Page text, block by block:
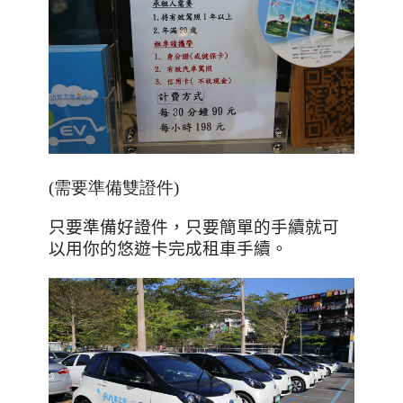
(需要準備雙證件)
只要準備好證件，只要簡單的手續就可
以用你的悠遊卡完成租車手續。